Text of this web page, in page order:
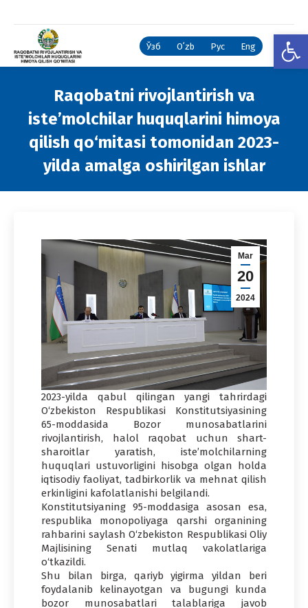
Ўзб Oʻzb Рус Eng
Raqobatni rivojlantirish va
isteʼmolchilar huquqlarini himoya
qilish qo‘mitasi tomonidan 2023-
yilda amalga oshirilgan ishlar
Mar
20
2024
2023-yilda qabul qilingan yangi tahrirdagi
O‘zbekiston Respublikasi Konstitutsiyasining
65-moddasida Bozor munosabatlarini
rivojlantirish, halol raqobat uchun shart-
sharoitlar yaratish, iste’molchilarning
huquqlari ustuvorligini hisobga olgan holda
iqtisodiy faoliyat, tadbirkorlik va mehnat qilish
erkinligini kafolatlanishi belgilandi.
Konstitutsiyaning 95-moddasiga asosan esa,
respublika monopoliyaga qarshi organining
rahbarini saylash O‘zbekiston Respublikasi Oliy
Majlisining Senati mutlaq vakolatlariga
o‘tkazildi.
Shu bilan birga, qariyb yigirma yildan beri
foydalanib kelinayotgan va bugungi kunda
bozor munosabatlari talablariga javob